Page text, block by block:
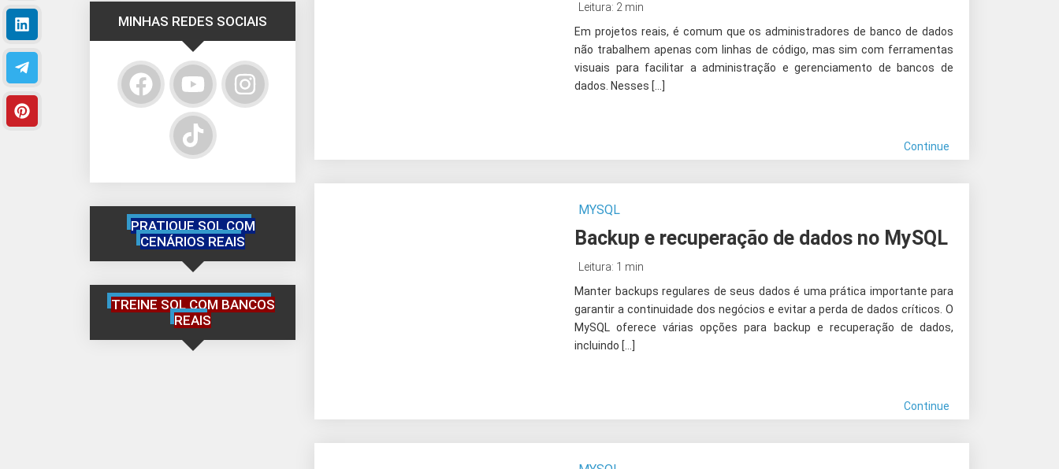
Leitura: 2 min
Em projetos reais, é comum que os administradores de banco de dados
não trabalhem apenas com linhas de código, mas sim com ferramentas
visuais para facilitar a administração e gerenciamento de bancos de
dados. Nesses […]
Continue
MYSQL
Backup e recuperação de dados no MySQL
Leitura: 1 min
Manter backups regulares de seus dados é uma prática importante para
garantir a continuidade dos negócios e evitar a perda de dados críticos. O
MySQL oferece várias opções para backup e recuperação de dados,
incluindo […]
Continue
MINHAS REDES SOCIAIS
PRATIQUE SQL COM
CENÁRIOS REAIS
TREINE SQL COM BANCOS
REAIS